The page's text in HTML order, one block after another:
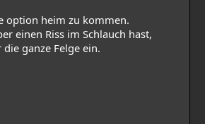
option heim zu kommen.
einen Riss im Schlauch hast,
ganze Felge ein.